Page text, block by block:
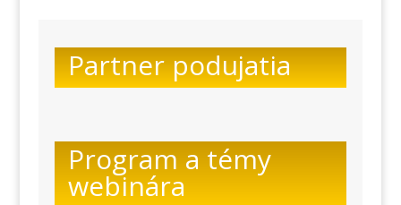
Partner podujatia
Program a témy
webinára